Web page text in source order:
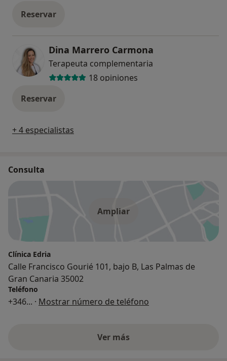
Reservar
Dina Marrero Carmona
Terapeuta complementaria
18 opiniones
Reservar
+ 4 especialistas
Consulta
Ampliar
Clínica Edria
Calle Francisco Gourié 101, bajo B, Las Palmas de
Gran Canaria 35002
Teléfono
+346... · Mostrar número de teléfono
Ver más